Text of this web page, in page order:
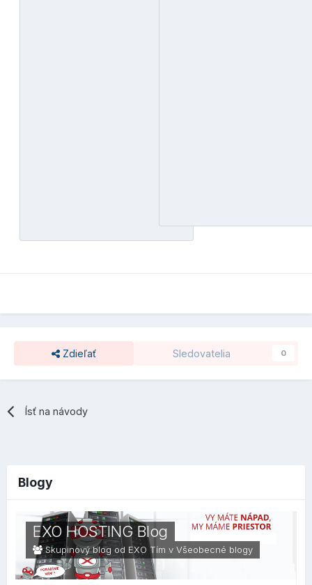
Zdieľať Sledovatelia 0
Ísť na návody
Blogy
EXO HOSTING Blog
Skupinový blog od EXO Tím v Všeobecné blogy